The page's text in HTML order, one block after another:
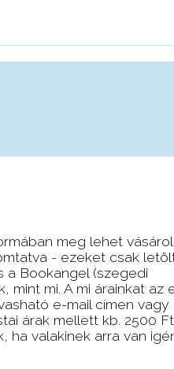
meg lehet
- ezeket csak
a Bookangel (szegedi
mint mi. A mi árainkat az
e-mail címen vagy
árak mellett kb. 2500
valakinek arra van